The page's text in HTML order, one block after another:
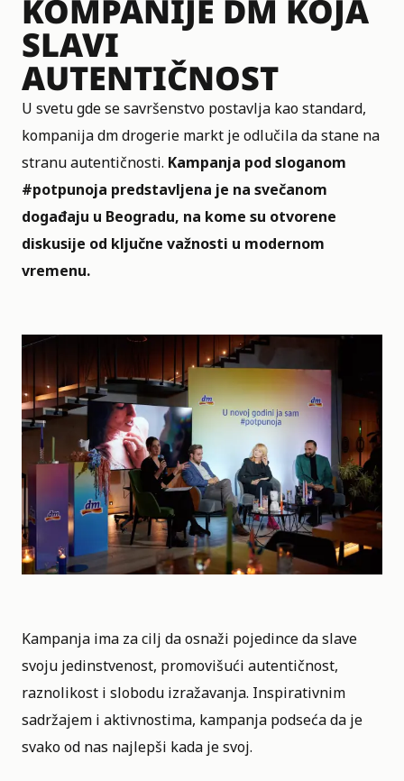
KOMPANIJE DM KOJA
SLAVI
AUTENTIČNOST
U svetu gde se savršenstvo postavlja kao standard,
kompanija dm drogerie markt je odlučila da stane na
stranu autentičnosti. Kampanja pod sloganom
#potpunoja predstavljena je na svečanom
događaju u Beogradu, na kome su otvorene
diskusije od ključne važnosti u modernom
vremenu.
Kampanja ima za cilj da osnaži pojedince da slave
svoju jedinstvenost, promovišući autentičnost,
raznolikost i slobodu izražavanja. Inspirativnim
sadržajem i aktivnostima, kampanja podseća da je
svako od nas najlepši kada je svoj.